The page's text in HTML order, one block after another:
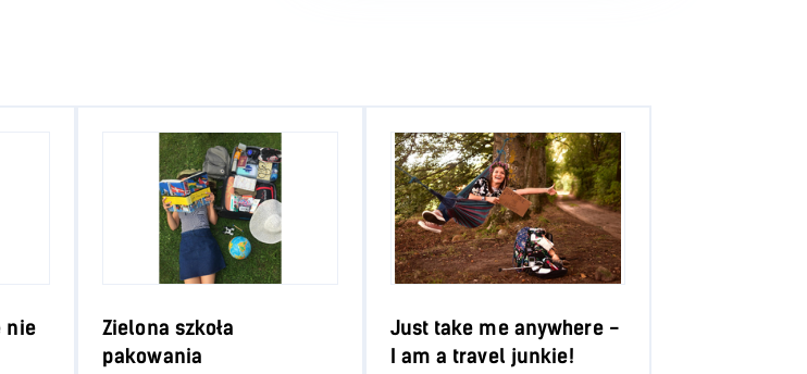
nie
Zielona szkoła
pakowania
Just take me anywhere -
I am a travel junkie!